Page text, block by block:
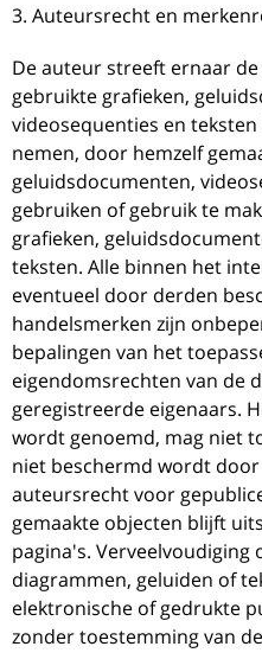
3. Auteursrecht en
De auteur streeft ernaar
gebruikte grafieken,
videosequenties en
nemen, door hemzelf
geluidsdocumenten,
gebruiken of gebruik te
grafieken,
teksten. Alle binnen het
eventueel door derden
handelsmerken zijn
bepalingen van het
eigendomsrechten van de
geregistreerde eigenaars.
wordt genoemd, mag niet
niet beschermd wordt
auteursrecht voor
gemaakte objecten blijft
pagina's. Verveelvoudiging
diagrammen, geluiden of
elektronische of gedrukte
zonder toestemming van